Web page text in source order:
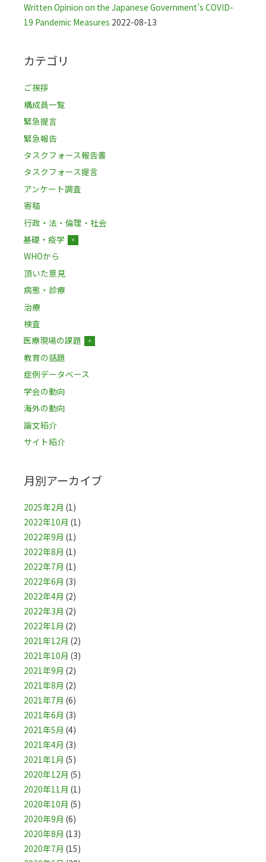
Written Opinion on the Japanese Government’s COVID-
19 Pandemic Measures 2022-08-13
カテゴリ
ご挨拶
構成員一覧
緊急提言
緊急報告
タスクフォース報告書
タスクフォース提言
アンケート調査
寄稿
行政・法・倫理・社会
基礎・疫学
＋
WHOから
頂いた意見
病態・診療
治療
検査
医療現場の課題
＋
教育の話題
症例データベース
学会の動向
海外の動向
論文紹介
サイト紹介
月別アーカイブ
2025年2月 (1)
2022年10月 (1)
2022年9月 (1)
2022年8月 (1)
2022年7月 (1)
2022年6月 (3)
2022年4月 (2)
2022年3月 (2)
2022年1月 (2)
2021年12月 (2)
2021年10月 (3)
2021年9月 (2)
2021年8月 (2)
2021年7月 (6)
2021年6月 (3)
2021年5月 (4)
2021年4月 (3)
2021年1月 (5)
2020年12月 (5)
2020年11月 (1)
2020年10月 (5)
2020年9月 (6)
2020年8月 (13)
2020年7月 (15)